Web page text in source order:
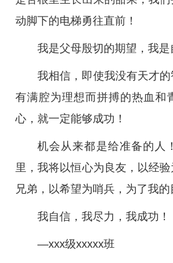
动脚下的电梯勇往直前！
我是父母殷切的期望，我是
我相信，即使我没有天才
有满腔为理想而拼搏的热血和
心，就一定能够成功！
机会从来都是给准备的人
里，我将以恒心为良友，以经
兄弟，以希望为哨兵，为了我的
我自信，我尽力，我成功！
—xxx级xxxxx班